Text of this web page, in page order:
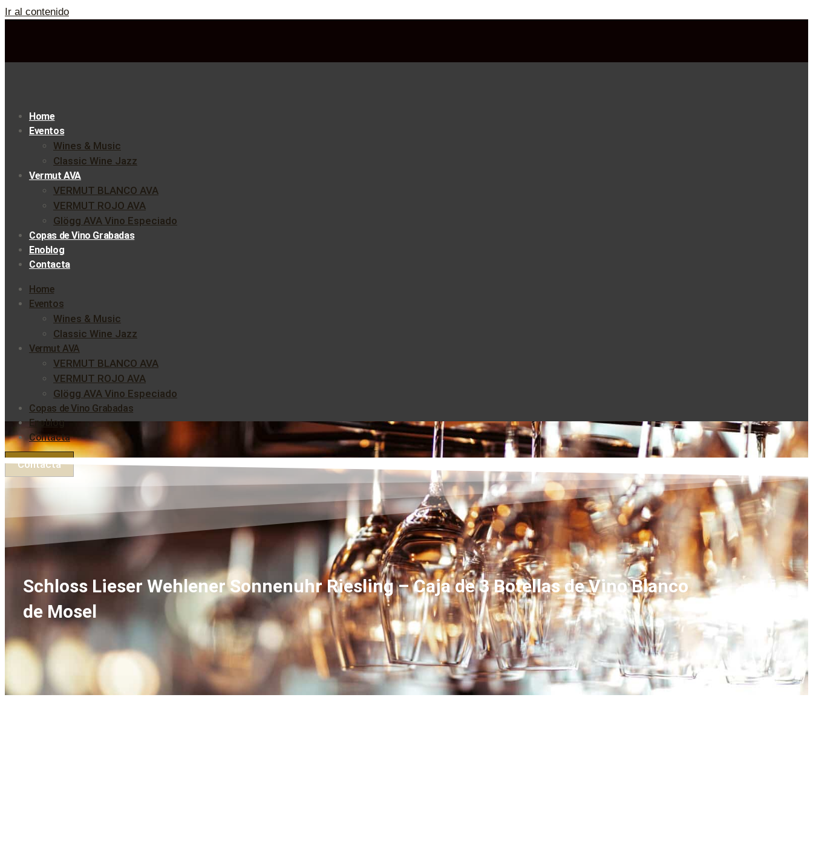
Ir al contenido
Home
Eventos
Wines & Music
Classic Wine Jazz
Vermut AVA
VERMUT BLANCO AVA
VERMUT ROJO AVA
Glögg AVA Vino Especiado
Copas de Vino Grabadas
Enoblog
Contacta
Home
Eventos
Wines & Music
Classic Wine Jazz
Vermut AVA
VERMUT BLANCO AVA
VERMUT ROJO AVA
Glögg AVA Vino Especiado
Copas de Vino Grabadas
Enoblog
Contacta
Contacta
Schloss Lieser Wehlener Sonnenuhr Riesling – Caja de 3 Botellas de Vino Blanco
de Mosel